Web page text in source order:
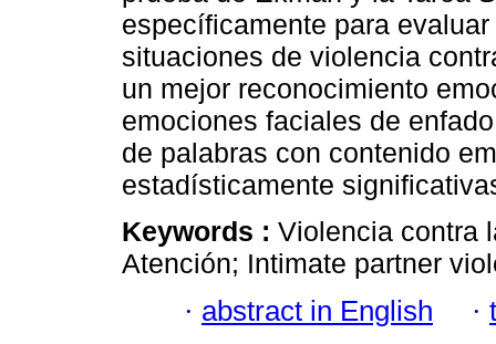
específicamente para
situaciones de violencia
un mejor reconocimiento
emociones faciales de
de palabras con contenido
estadísticamente
Keywords : Violencia contra
Atención; Intimate partner
· abstract in English ·